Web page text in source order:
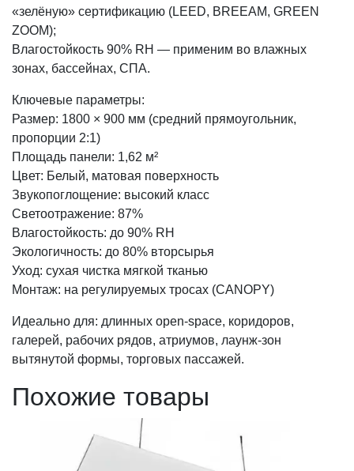
«зелёную» сертификацию (LEED, BREEAM, GREEN
ZOOM);
Влагостойкость 90% RH — применим во влажных
зонах, бассейнах, СПА.
Ключевые параметры:
Размер: 1800 × 900 мм (средний прямоугольник,
пропорции 2:1)
Площадь панели: 1,62 м²
Цвет: Белый, матовая поверхность
Звукопоглощение: высокий класс
Светоотражение: 87%
Влагостойкость: до 90% RH
Экологичность: до 80% вторсырья
Уход: сухая чистка мягкой тканью
Монтаж: на регулируемых тросах (CANOPY)
Идеально для: длинных open-space, коридоров,
галерей, рабочих рядов, атриумов, лаунж-зон
вытянутой формы, торговых пассажей.
Похожие товары